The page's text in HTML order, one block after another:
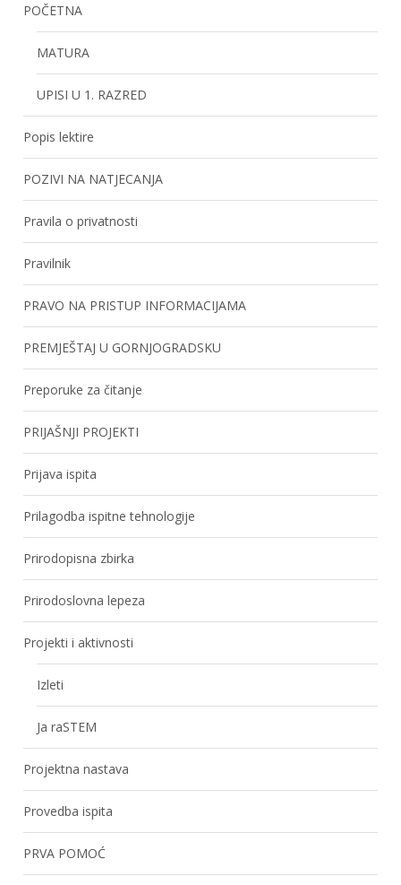
POČETNA
MATURA
UPISI U 1. RAZRED
Popis lektire
POZIVI NA NATJECANJA
Pravila o privatnosti
Pravilnik
PRAVO NA PRISTUP INFORMACIJAMA
PREMJEŠTAJ U GORNJOGRADSKU
Preporuke za čitanje
PRIJAŠNJI PROJEKTI
Prijava ispita
Prilagodba ispitne tehnologije
Prirodopisna zbirka
Prirodoslovna lepeza
Projekti i aktivnosti
Izleti
Ja raSTEM
Projektna nastava
Provedba ispita
PRVA POMOĆ